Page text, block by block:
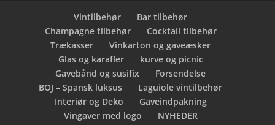
Vintilbehør
Bar tilbehør
Champagne tilbehør
Cocktail tilbehør
Trækasser
Vinkarton og gaveæsker
Glas og karafler
kurve og picnic
Gavebånd og susifix
Forsendelse
BOJ – Spansk luksus
Laguiole vintilbehør
Interiør og Deko
Gaveindpakning
Vingaver med logo
NYHEDER